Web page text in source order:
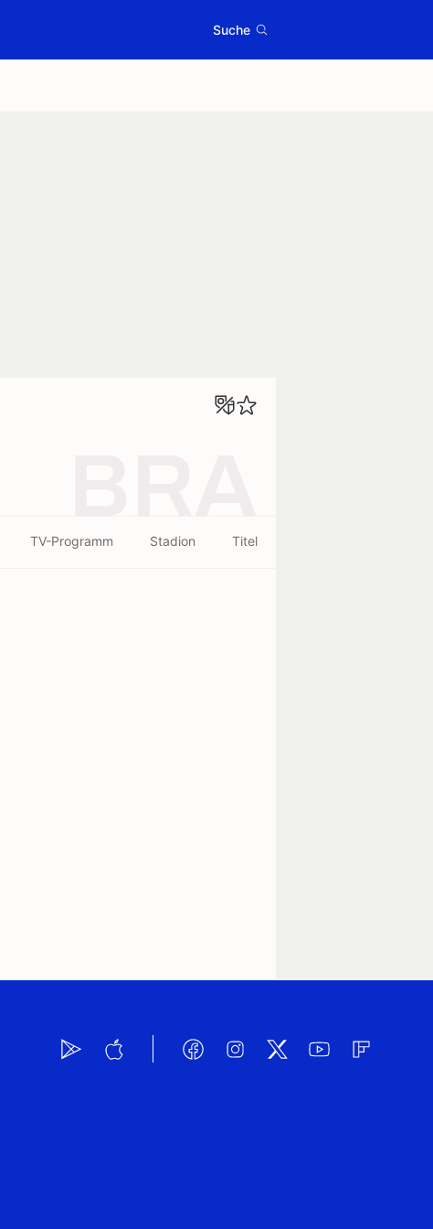
Suche
TV-Programm Stadion Titel